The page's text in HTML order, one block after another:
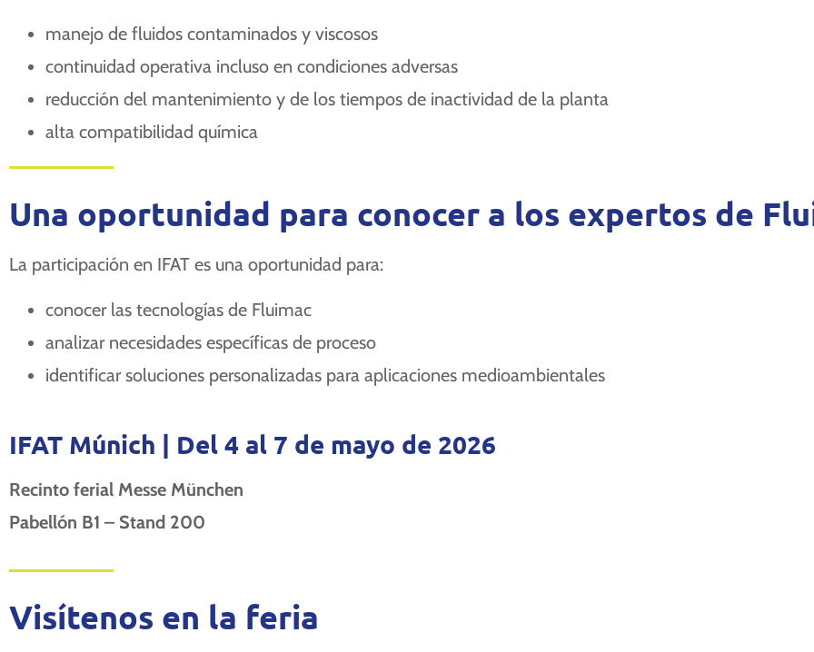
manejo de fluidos contaminados y viscosos
continuidad operativa incluso en condiciones adversas
reducción del mantenimiento y de los tiempos de inactividad de la planta
alta compatibilidad química
Una oportunidad para conocer a los expertos de
La participación en IFAT es una oportunidad para:
conocer las tecnologías de Fluimac
analizar necesidades específicas de proceso
identificar soluciones personalizadas para aplicaciones medioambientales
IFAT Múnich | Del 4 al 7 de mayo de 2026
Recinto ferial Messe München
Pabellón B1 – Stand 200
Visítenos en la feria